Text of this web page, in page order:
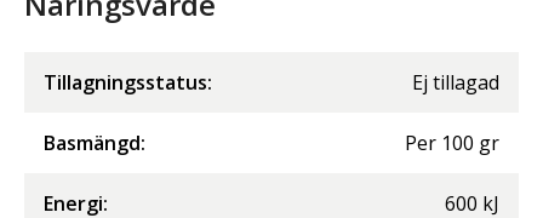
Tillagningsstatus: Ej tillagad
Basmängd: Per 100 gr
Energi: 600 kJ